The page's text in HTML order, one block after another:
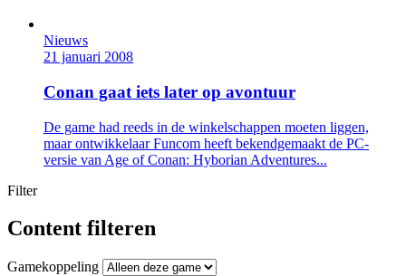
Nieuws
21 januari 2008
Conan gaat iets later op avontuur
De game had reeds in de winkelschappen moeten liggen,
maar ontwikkelaar Funcom heeft bekendgemaakt de PC-
versie van Age of Conan: Hyborian Adventures...
Filter
Content filteren
Gamekoppeling